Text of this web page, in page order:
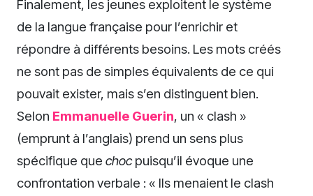
Finalement, les jeunes exploitent le système
de la langue française pour l’enrichir et
répondre à différents besoins. Les mots créés
ne sont pas de simples équivalents de ce qui
pouvait exister, mais s’en distinguent bien.
Selon Emmanuelle Guerin, un « clash »
(emprunt à l’anglais) prend un sens plus
spécifique que chocpuisqu’il évoque une
confrontation verbale : « Ils menaient le clash